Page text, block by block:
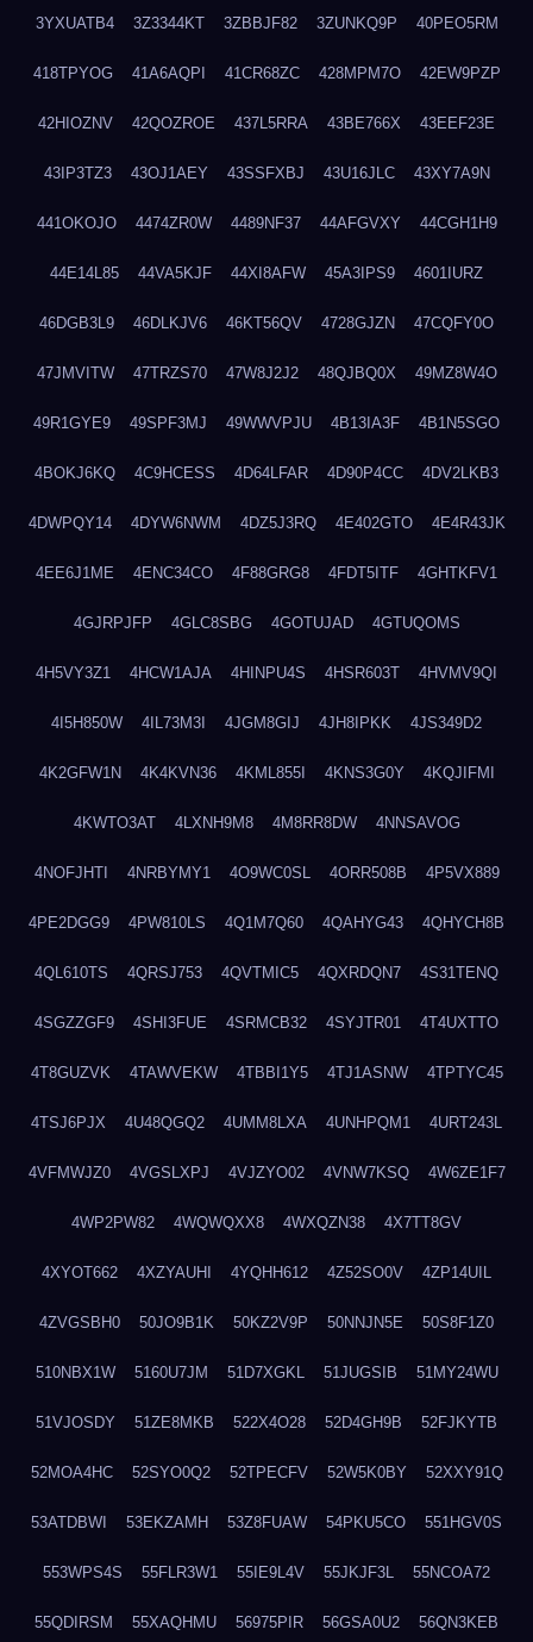
3YXUATB4 3Z3344KT 3ZBBJF82 3ZUNKQ9P 40PEO5RM
418TPYOG 41A6AQPI 41CR68ZC 428MPM7O 42EW9PZP
42HIOZNV 42QOZROE 437L5RRA 43BE766X 43EEF23E
43IP3TZ3 43OJ1AEY 43SSFXBJ 43U16JLC 43XY7A9N
441OKOJO 4474ZR0W 4489NF37 44AFGVXY 44CGH1H9
44E14L85 44VA5KJF 44XI8AFW 45A3IPS9 4601IURZ
46DGB3L9 46DLKJV6 46KT56QV 4728GJZN 47CQFY0O
47JMVITW 47TRZS70 47W8J2J2 48QJBQ0X 49MZ8W4O
49R1GYE9 49SPF3MJ 49WWVPJU 4B13IA3F 4B1N5SGO
4BOKJ6KQ 4C9HCESS 4D64LFAR 4D90P4CC 4DV2LKB3
4DWPQY14 4DYW6NWM 4DZ5J3RQ 4E402GTO 4E4R43JK
4EE6J1ME 4ENC34CO 4F88GRG8 4FDT5ITF 4GHTKFV1
4GJRPJFP 4GLC8SBG 4GOTUJAD 4GTUQOMS
4H5VY3Z1 4HCW1AJA 4HINPU4S 4HSR603T 4HVMV9QI
4I5H850W 4IL73M3I 4JGM8GIJ 4JH8IPKK 4JS349D2
4K2GFW1N 4K4KVN36 4KML855I 4KNS3G0Y 4KQJIFMI
4KWTO3AT 4LXNH9M8 4M8RR8DW 4NNSAVOG
4NOFJHTI 4NRBYMY1 4O9WC0SL 4ORR508B 4P5VX889
4PE2DGG9 4PW810LS 4Q1M7Q60 4QAHYG43 4QHYCH8B
4QL610TS 4QRSJ753 4QVTMIC5 4QXRDQN7 4S31TENQ
4SGZZGF9 4SHI3FUE 4SRMCB32 4SYJTR01 4T4UXTTO
4T8GUZVK 4TAWVEKW 4TBBI1Y5 4TJ1ASNW 4TPTYC45
4TSJ6PJX 4U48QGQ2 4UMM8LXA 4UNHPQM1 4URT243L
4VFMWJZ0 4VGSLXPJ 4VJZYO02 4VNW7KSQ 4W6ZE1F7
4WP2PW82 4WQWQXX8 4WXQZN38 4X7TT8GV
4XYOT662 4XZYAUHI 4YQHH612 4Z52SO0V 4ZP14UIL
4ZVGSBH0 50JO9B1K 50KZ2V9P 50NNJN5E 50S8F1Z0
510NBX1W 5160U7JM 51D7XGKL 51JUGSIB 51MY24WU
51VJOSDY 51ZE8MKB 522X4O28 52D4GH9B 52FJKYTB
52MOA4HC 52SYO0Q2 52TPECFV 52W5K0BY 52XXY91Q
53ATDBWI 53EKZAMH 53Z8FUAW 54PKU5CO 551HGV0S
553WPS4S 55FLR3W1 55IE9L4V 55JKJF3L 55NCOA72
55QDIRSM 55XAQHMU 56975PIR 56GSA0U2 56QN3KEB